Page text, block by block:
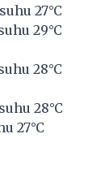
27°C
29°C
28°C
28°C
27°C